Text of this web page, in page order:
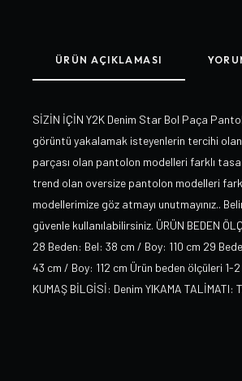
ÜRÜN AÇIKLAMASI
SİZİN İÇİN Y2K Denim Star Bol Paça
görüntü yakalamak isteyenlerin tercihi
parçası olan pantolon modelleri farklı
trend olan oversize pantolon modelleri
modellerimize göz atmayı unutmayınız..
güvenle kullanılabilirsiniz. ÜRÜN BEDEN
28 Beden: Bel: 38 cm / Boy: 110 cm 29
43 cm / Boy: 112 cm Ürün beden ölçüleri 1-
KUMAŞ BİLGİSİ: Denim YIKAMA